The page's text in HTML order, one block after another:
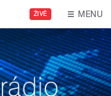
ŽIVĚ MENU